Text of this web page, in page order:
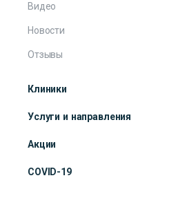
Видео
Новости
Отзывы
Клиники
Услуги и направления
Акции
COVID-19